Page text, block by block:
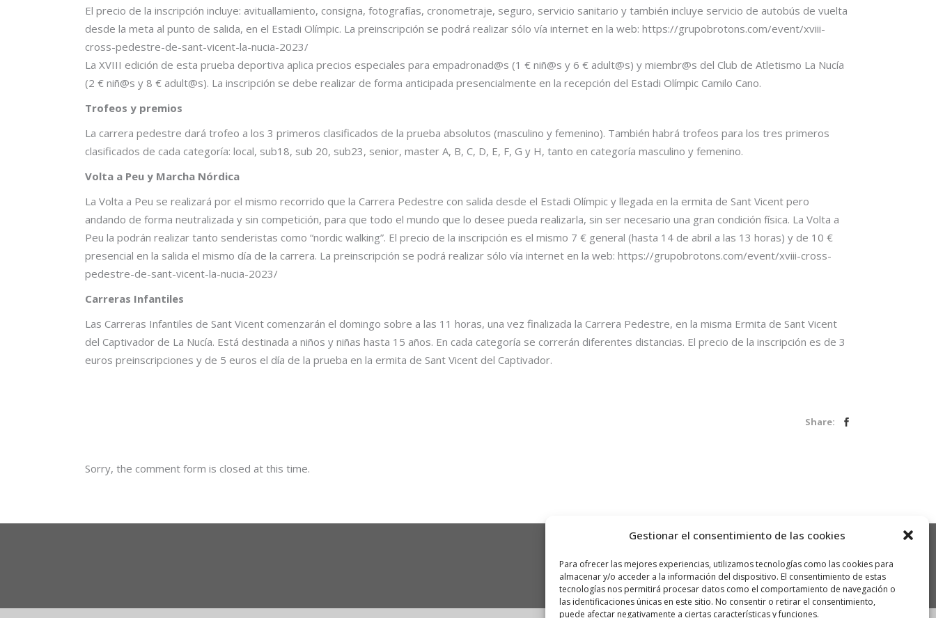
Gestionar el consentimiento de las cookies
Para ofrecer las mejores experiencias, utilizamos tecnologías como las cookies para
almacenar y/o acceder a la información del dispositivo. El consentimiento de estas
tecnologías nos permitirá procesar datos como el comportamiento de navegación o
las identificaciones únicas en este sitio. No consentir o retirar el consentimiento,
puede afectar negativamente a ciertas características y funciones.
El precio de la inscripción incluye: avituallamiento, consigna, fotografías, cronometraje, seguro, servicio sanitario y también incluye servicio de autobús de vuelta
desde la meta al punto de salida, en el Estadi Olímpic. La preinscripción se podrá realizar sólo vía internet en la web: https://grupobrotons.com/event/xviii-
cross-pedestre-de-sant-vicent-la-nucia-2023/
La XVIII edición de esta prueba deportiva aplica precios especiales para empadronad@s (1 € niñ@s y 6 € adult@s) y miembr@s del Club de Atletismo La Nucía
(2 € niñ@s y 8 € adult@s). La inscripción se debe realizar de forma anticipada presencialmente en la recepción del Estadi Olímpic Camilo Cano.
Trofeos y premios
La carrera pedestre dará trofeo a los 3 primeros clasificados de la prueba absolutos (masculino y femenino). También habrá trofeos para los tres primeros
clasificados de cada categoría: local, sub18, sub 20, sub23, senior, master A, B, C, D, E, F, G y H, tanto en categoría masculino y femenino.
Volta a Peu y Marcha Nórdica
La Volta a Peu se realizará por el mismo recorrido que la Carrera Pedestre con salida desde el Estadi Olímpic y llegada en la ermita de Sant Vicent pero
andando de forma neutralizada y sin competición, para que todo el mundo que lo desee pueda realizarla, sin ser necesario una gran condición física. La Volta a
Peu la podrán realizar tanto senderistas como “nordic walking”. El precio de la inscripción es el mismo 7 € general (hasta 14 de abril a las 13 horas) y de 10 €
presencial en la salida el mismo día de la carrera. La preinscripción se podrá realizar sólo vía internet en la web: https://grupobrotons.com/event/xviii-cross-
pedestre-de-sant-vicent-la-nucia-2023/
Carreras Infantiles
Las Carreras Infantiles de Sant Vicent comenzarán el domingo sobre a las 11 horas, una vez finalizada la Carrera Pedestre, en la misma Ermita de Sant Vicent
del Captivador de La Nucía. Está destinada a niños y niñas hasta 15 años. En cada categoría se correrán diferentes distancias. El precio de la inscripción es de 3
euros preinscripciones y de 5 euros el día de la prueba en la ermita de Sant Vicent del Captivador.
Share:
Sorry, the comment form is closed at this time.